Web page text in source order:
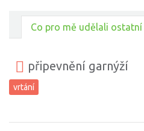
Co pro mě udělali ostatní
připevnění garnýží
vrtání